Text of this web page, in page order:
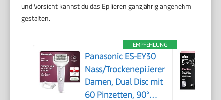
und Vorsicht kannst du das Epilieren ganzjährig angenehm
gestalten.
EMPFEHLUNG
Panasonic ES-EY30
Nass/Trockenepilierer
Damen, Dual Disc mit
60 Pinzetten, 90°